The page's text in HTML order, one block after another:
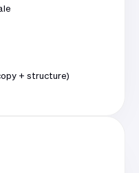
+ structure)